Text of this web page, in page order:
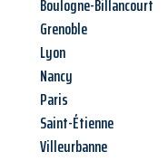
Boulogne-Billancourt
Grenoble
Lyon
Nancy
Paris
Saint-Étienne
Villeurbanne